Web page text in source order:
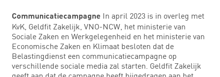
Communicatiecampagne In april 2023 is in overleg met
KvK, Geldfit Zakelijk, VNO-NCW, het ministerie van
Sociale Zaken en Werkgelegenheid en het ministerie van
Economische Zaken en Klimaat besloten dat de
Belastingdienst een communicatiecampagne op
verschillende sociale media zal starten. Geldfit Zakelijk